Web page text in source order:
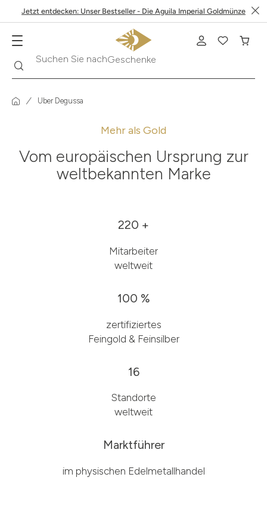
Jetzt entdecken: Unser Bestseller - Die Aguila Imperial Goldmünze
Suchen Sie nachGeschenke
Über Degussa
Mehr als Gold
Vom europäischen Ursprung zur
weltbekannten Marke
220 +
Mitarbeiter
weltweit
100 %
zertifiziertes
Feingold & Feinsilber
16
Standorte
weltweit
Marktführer
im physischen Edelmetallhandel